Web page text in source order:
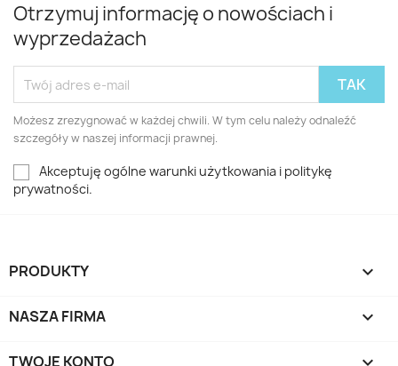
Otrzymuj informację o nowościach i
wyprzedażach
Możesz zrezygnować w każdej chwili. W tym celu należy odnaleźć
szczegóły w naszej informacji prawnej.
Akceptuję ogólne warunki użytkowania i politykę
prywatności.
PRODUKTY 
NASZA FIRMA 
TWOJE KONTO